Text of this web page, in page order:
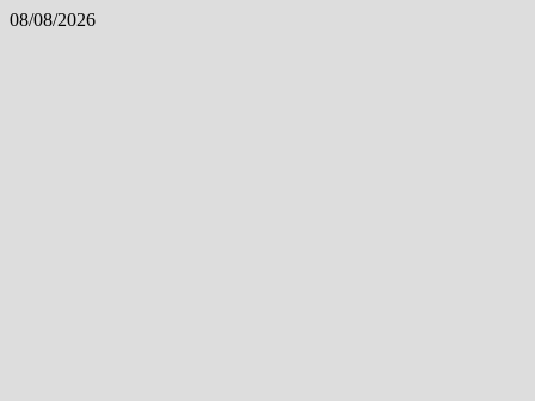
Skip
08/08/2026